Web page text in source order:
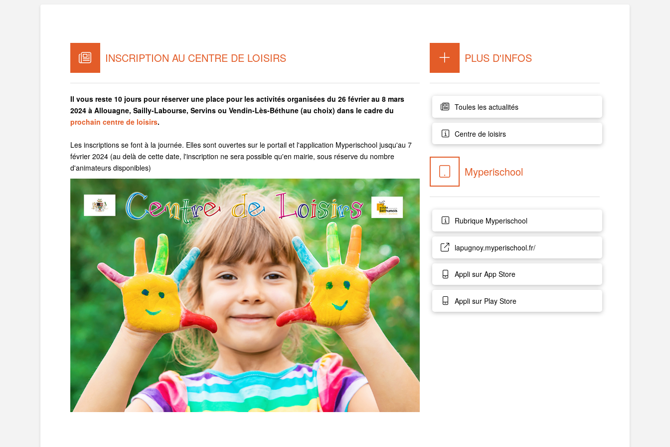
INSCRIPTION AU CENTRE DE LOISIRS
Il vous reste 10 jours pour réserver une place pour les activités organisées du 26 février au 8 mars
2024 à Allouagne, Sailly-Labourse, Servins ou Vendin-Lès-Béthune (au choix) dans le cadre du
prochain centre de loisirs.
Les inscriptions se font à la journée. Elles sont ouvertes sur le portail et l'application Myperischool jusqu'au 7
février 2024 (au delà de cette date, l'inscription ne sera possible qu'en mairie, sous réserve du nombre
d'animateurs disponibles)
PLUS D'INFOS
Toules les actualités
Centre de loisirs
Myperischool
Rubrique Myperischool
lapugnoy.myperischool.fr/
Appli sur App Store
Appli sur Play Store